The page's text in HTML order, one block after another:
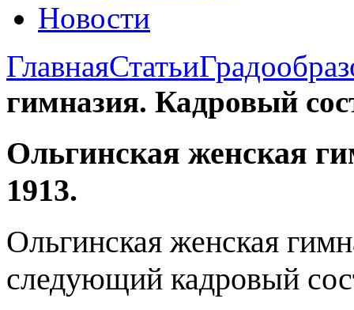
Новости
ГлавнаяСтатьи
гимназия. Кадровый
Ольгинская женская
1913.
Ольгинская женская
следующий кадровый